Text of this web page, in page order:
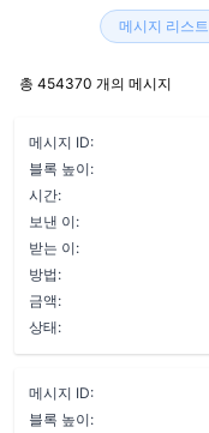
메시지 리스트
총 454370 개의 메시지
메시지 ID:
블록 높이:
시간:
보낸 이:
받는 이:
방법:
금액:
상태:
메시지 ID:
블록 높이: